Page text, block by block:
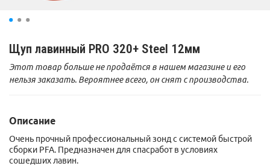
Щуп лавинный PRO 320+ Steel 12мм
Этот товар больше не продаётся в нашем магазине и его
нельзя заказать. Вероятнее всего, он снят с производства.
Описание
Очень прочный профессиональный зонд с системой быстрой
сборки PFA. Предназначен для спасработ в условиях
сошедших лавин.